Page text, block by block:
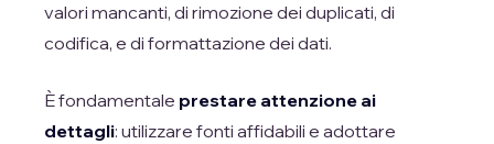
valori mancanti, di rimozione dei duplicati, di
codifica, e di formattazione dei dati.
È fondamentale prestare attenzione ai
dettagli: utilizzare fonti affidabili e adottare